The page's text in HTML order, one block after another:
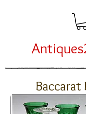
Baccarat